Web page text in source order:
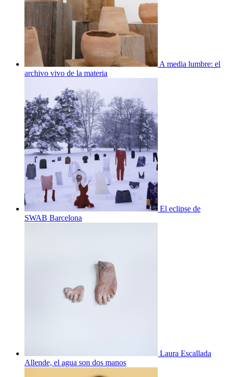
A media lumbre: el
archivo vivo de la materia
El eclipse de
SWAB Barcelona
Laura Escallada
Allende, el agua son dos manos